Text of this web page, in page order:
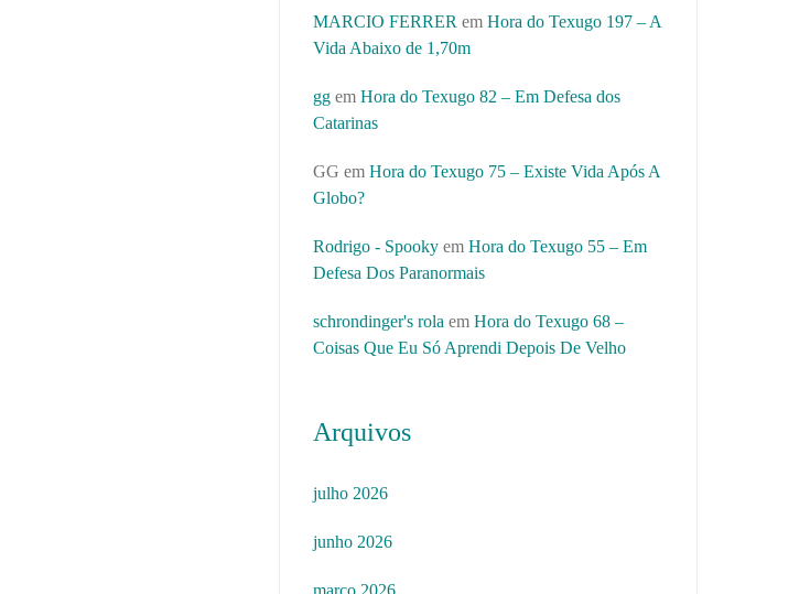
MARCIO FERRER em Hora do Texugo 197 – A
Vida Abaixo de 1,70m
gg em Hora do Texugo 82 – Em Defesa dos
Catarinas
GG em Hora do Texugo 75 – Existe Vida Após A
Globo?
Rodrigo - Spooky em Hora do Texugo 55 – Em
Defesa Dos Paranormais
schrondinger's rola em Hora do Texugo 68 –
Coisas Que Eu Só Aprendi Depois De Velho
Arquivos
julho 2026
junho 2026